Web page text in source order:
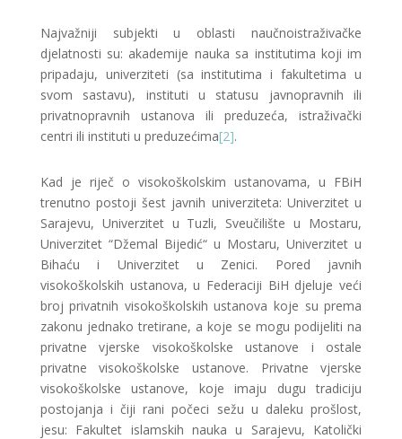
Najvažniji subjekti u oblasti naučnoistraživačke
djelatnosti su: akademije nauka sa institutima koji im
pripadaju, univerziteti (sa institutima i fakultetima u
svom sastavu), instituti u statusu javnopravnih ili
privatnopravnih ustanova ili preduzeća, istraživački
centri ili instituti u preduzećima[2].
Kad je riječ o visokoškolskim ustanovama, u FBiH
trenutno postoji šest javnih univerziteta: Univerzitet u
Sarajevu, Univerzitet u Tuzli, Sveučilište u Mostaru,
Univerzitet “Džemal Bijedić“ u Mostaru, Univerzitet u
Bihaću i Univerzitet u Zenici. Pored javnih
visokoškolskih ustanova, u Federaciji BiH djeluje veći
broj privatnih visokoškolskih ustanova koje su prema
zakonu jednako tretirane, a koje se mogu podijeliti na
privatne vjerske visokoškolske ustanove i ostale
privatne visokoškolske ustanove. Privatne vjerske
visokoškolske ustanove, koje imaju dugu tradiciju
postojanja i čiji rani počeci sežu u daleku prošlost,
jesu: Fakultet islamskih nauka u Sarajevu, Katolički